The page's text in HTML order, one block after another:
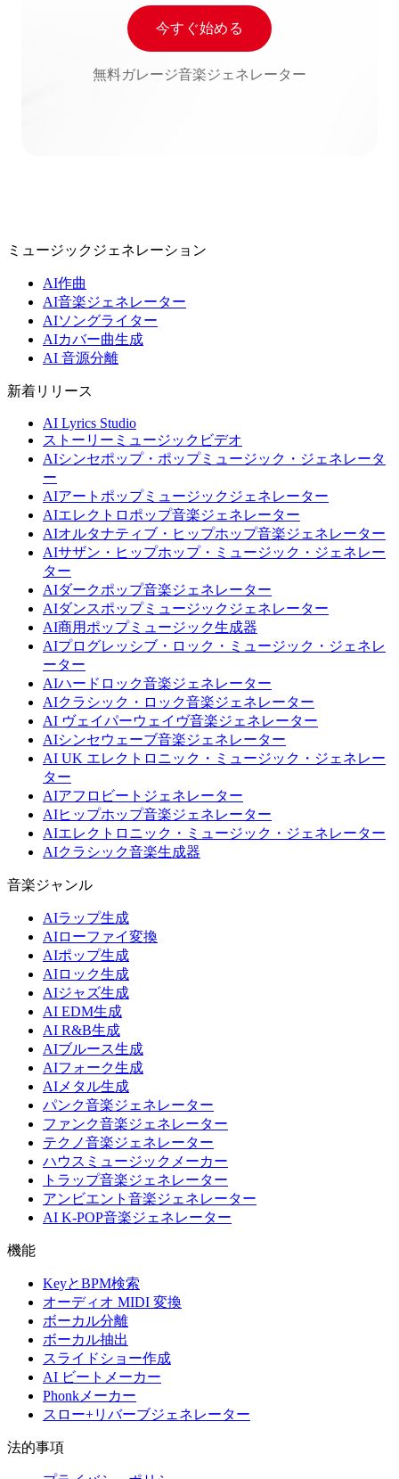
今すぐ始める
無料ガレージ音楽ジェネレーター
ミュージックジェネレーション
AI作曲
AI音楽ジェネレーター
AIソングライター
AIカバー曲生成
AI 音源分離
新着リリース
AI Lyrics Studio
ストーリーミュージックビデオ
AIシンセポップ・ポップミュージック・ジェネレータ
ー
AIアートポップミュージックジェネレーター
AIエレクトロポップ音楽ジェネレーター
AIオルタナティブ・ヒップホップ音楽ジェネレーター
AIサザン・ヒップホップ・ミュージック・ジェネレー
ター
AIダークポップ音楽ジェネレーター
AIダンスポップミュージックジェネレーター
AI商用ポップミュージック生成器
AIプログレッシブ・ロック・ミュージック・ジェネレ
ーター
AIハードロック音楽ジェネレーター
AIクラシック・ロック音楽ジェネレーター
AI ヴェイパーウェイヴ音楽ジェネレーター
AIシンセウェーブ音楽ジェネレーター
AI UK エレクトロニック・ミュージック・ジェネレー
ター
AIアフロビートジェネレーター
AIヒップホップ音楽ジェネレーター
AIエレクトロニック・ミュージック・ジェネレーター
AIクラシック音楽生成器
音楽ジャンル
AIラップ生成
AIローファイ変換
AIポップ生成
AIロック生成
AIジャズ生成
AI EDM生成
AI R&B生成
AIブルース生成
AIフォーク生成
AIメタル生成
パンク音楽ジェネレーター
ファンク音楽ジェネレーター
テクノ音楽ジェネレーター
ハウスミュージックメーカー
トラップ音楽ジェネレーター
アンビエント音楽ジェネレーター
AI K-POP音楽ジェネレーター
機能
KeyとBPM検索
オーディオ MIDI 変換
ボーカル分離
ボーカル抽出
スライドショー作成
AI ビートメーカー
Phonkメーカー
スロー+リバーブジェネレーター
法的事項